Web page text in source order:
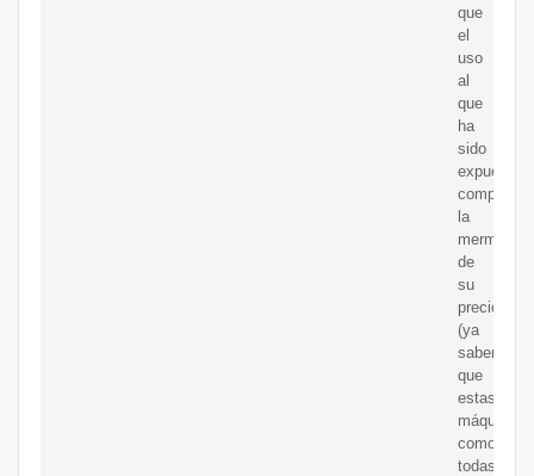
que
el
uso
al
que
ha
sido
expuesta
compensa
la
merma
de
su
precio
(ya
sabemos
que
estas
máquinas,
como
todas,